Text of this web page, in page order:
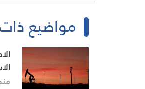
مواضيع
منذ 6